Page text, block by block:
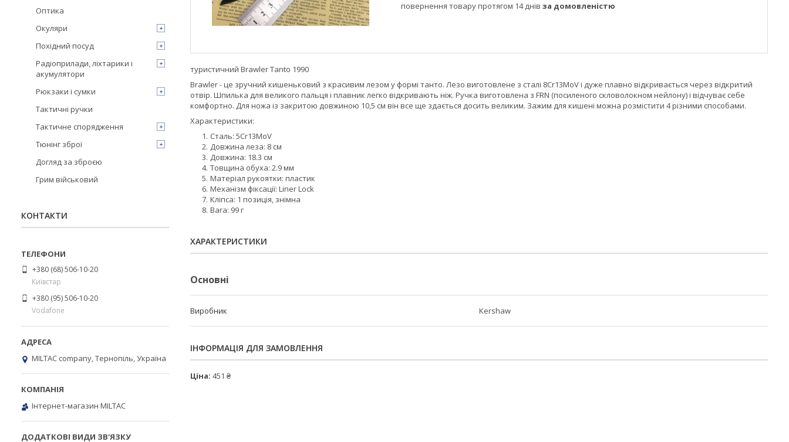
повернення товару протягом 14 днів за домовленістю
туристичний Brawler Tanto 1990
Brawler - це зручний кишеньковий з красивим лезом у формі танто. Лезо виготовлене з сталі 8Cr13MoV і дуже плавно відкривається через відкритий
отвір. Шпилька для великого пальця і плавник легко відкривають ніж. Ручка виготовлена з FRN (посиленого скловолокном нейлону) і відчуває себе
комфортно. Для ножа із закритою довжиною 10,5 см він все ще здається досить великим. Зажим для кишені можна розмістити 4 різними способами.
Характеристики:
Сталь: 5Cr13MoV
Довжина леза: 8 см
Довжина: 18.3 см
Товщина обуха: 2.9 мм
Матеріал рукоятки: пластик
Механізм фіксації: Liner Lock
Кліпса: 1 позиція, знімна
Вага: 99 г
ХАРАКТЕРИСТИКИ
Основні
Виробник Kershaw
ІНФОРМАЦІЯ ДЛЯ ЗАМОВЛЕННЯ
Ціна: 451 ₴
Оптика
Окуляри
Похідний посуд
Радіоприлади, ліхтарики і
акумулятори
Рюкзаки і сумки
Тактичні ручки
Тактичне спорядження
Тюнінг зброї
Догляд за зброєю
Грим військовий
КОНТАКТИ
+380 (68) 506-10-20
Київстар
+380 (95) 506-10-20
Vodafone
MILTAC company, Тернопіль, Україна
Інтернет-магазин MILTAC